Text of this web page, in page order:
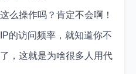
么操作吗？肯定不会啊！
的访问频率，就知道你不
，这就是为啥很多人用代